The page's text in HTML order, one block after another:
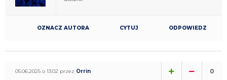
OZNACZ AUTORA CYTUJ ODPOWIEDZ
05.06.2025 o 13:02 przez Orrin 0